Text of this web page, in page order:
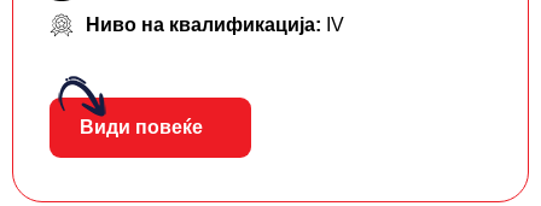
Ниво на квалификација: IV
Види повеќе